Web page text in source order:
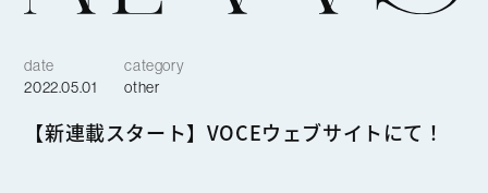
date
2022.05.01
category
other
【新連載スタート】VOCEウェブサイトにて！